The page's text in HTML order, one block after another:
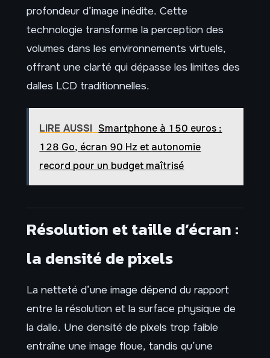
profondeur d’image inédite. Cette
technologie transforme la perception des
volumes dans les environnements virtuels,
offrant une clarté qui dépasse les limites des
dalles LCD traditionnelles.
LIRE AUSSI Smartphone à 150 euros :
128 Go, écran 90 Hz et autonomie
record pour un budget maîtrisé
Résolution et taille d’écran :
la densité de pixels
La netteté d’une image dépend du rapport
entre la résolution et la surface physique de
la dalle. Une densité de pixels trop faible
entraîne une image floue, tandis qu’une